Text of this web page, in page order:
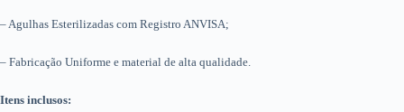
– Agulhas Esterilizadas com Registro ANVISA;
– Fabricação Uniforme e material de alta qualidade.
Itens inclusos: